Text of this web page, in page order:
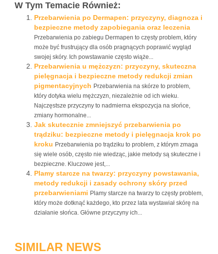
W Tym Temacie Również:
Przebarwienia po Dermapen: przyczyny, diagnoza i
bezpieczne metody zapobiegania oraz leczenia
Przebarwienia po zabiegu Dermapen to częsty problem, który
może być frustrujący dla osób pragnących poprawić wygląd
swojej skóry. Ich powstawanie często wiąże...
Przebarwienia u mężczyzn: przyczyny, skuteczna
pielęgnacja i bezpieczne metody redukcji zmian
pigmentacyjnych Przebarwienia na skórze to problem,
który dotyka wielu mężczyzn, niezależnie od ich wieku.
Najczęstsze przyczyny to nadmierna ekspozycja na słońce,
zmiany hormonalne...
Jak skutecznie zmniejszyć przebarwienia po
trądziku: bezpieczne metody i pielęgnacja krok po
kroku Przebarwienia po trądziku to problem, z którym zmaga
się wiele osób, często nie wiedząc, jakie metody są skuteczne i
bezpieczne. Kluczowe jest,...
Plamy starcze na twarzy: przyczyny powstawania,
metody redukcji i zasady ochrony skóry przed
przebarwieniami Plamy starcze na twarzy to częsty problem,
który może dotknąć każdego, kto przez lata wystawiał skórę na
działanie słońca. Główne przyczyny ich...
SIMILAR NEWS